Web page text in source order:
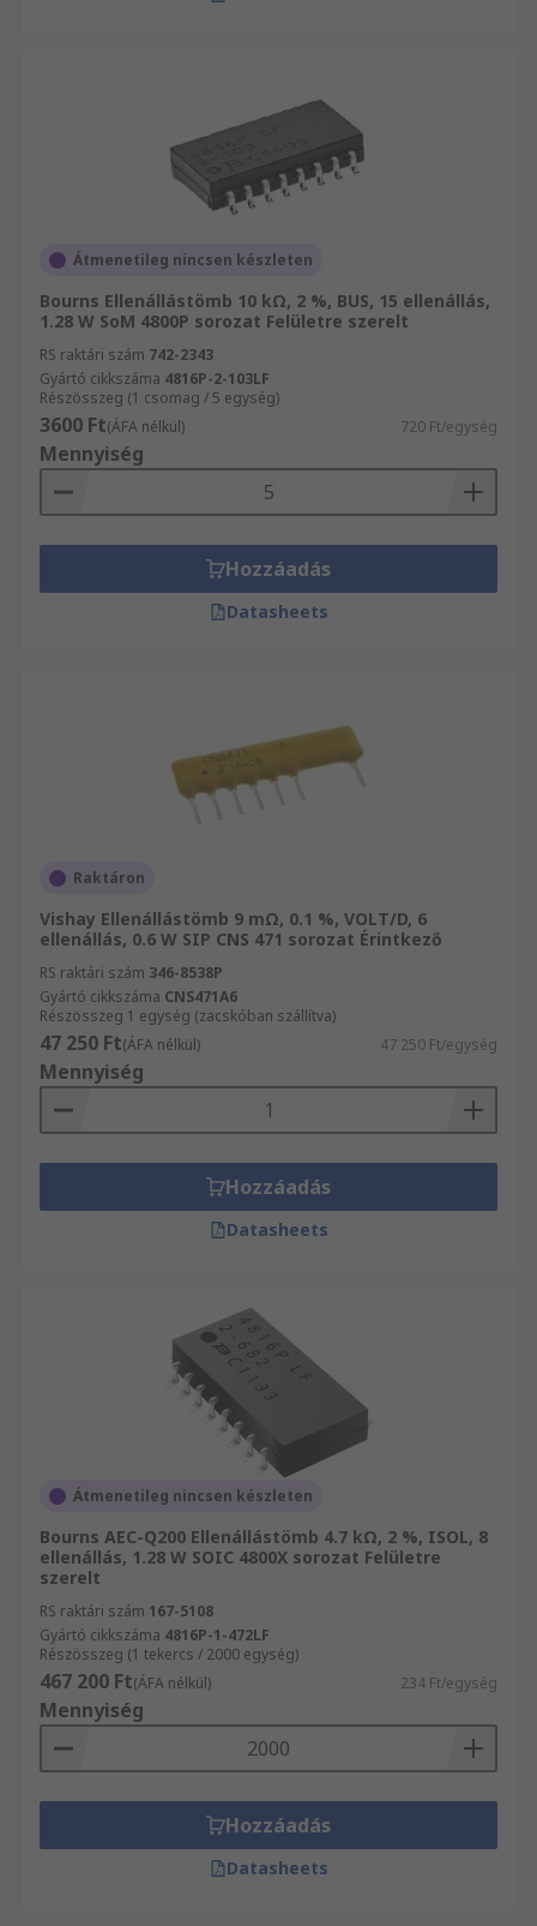
Átmenetileg nincsen készleten
Bourns Ellenállástömb 10 kΩ, 2 %, BUS, 15 ellenállás,
1.28 W SoM 4800P sorozat Felületre szerelt
RS raktári szám 742-2343
Gyártó cikkszáma 4816P-2-103LF
Részösszeg (1 csomag / 5 egység)
3600 Ft(ÁFA nélkül) 720 Ft/egység
Mennyiség
Hozzáadás
Datasheets
Raktáron
Vishay Ellenállástömb 9 mΩ, 0.1 %, VOLT/D, 6
ellenállás, 0.6 W SIP CNS 471 sorozat Érintkező
RS raktári szám 346-8538P
Gyártó cikkszáma CNS471A6
Részösszeg 1 egység (zacskóban szállítva)
47 250 Ft(ÁFA nélkül) 47 250 Ft/egység
Mennyiség
Hozzáadás
Datasheets
Átmenetileg nincsen készleten
Bourns AEC-Q200 Ellenállástömb 4.7 kΩ, 2 %, ISOL, 8
ellenállás, 1.28 W SOIC 4800X sorozat Felületre
szerelt
RS raktári szám 167-5108
Gyártó cikkszáma 4816P-1-472LF
Részösszeg (1 tekercs / 2000 egység)
467 200 Ft(ÁFA nélkül) 234 Ft/egység
Mennyiség
Hozzáadás
Datasheets